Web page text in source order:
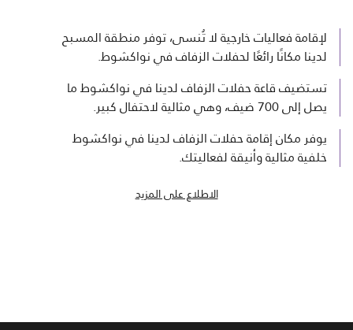
لإقامة فعاليات خارجية لا تُنسى، توفر منطقة المسبح
لدينا مكانًا رائعًا لحفلات الزفاف في نواكشوط.
تستضيف قاعة حفلات الزفاف لدينا في نواكشوط ما
يصل إلى 700 ضيف، وهي مثالية لاحتفال كبير.
يوفر مكان إقامة حفلات الزفاف لدينا في نواكشوط
خلفية مثالية وأنيقة لفعاليتك.
الاطلاع على المزيد